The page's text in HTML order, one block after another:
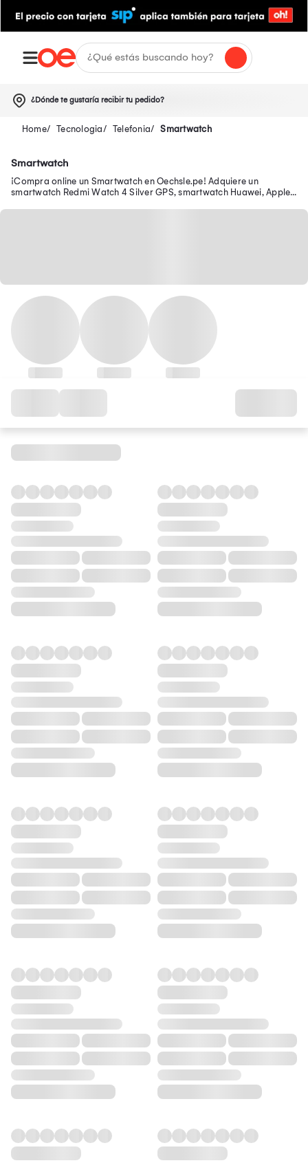
¿Dónde te gustaría recibir tu pedido?
Tecnologia Telefonia Smartwatch
Smartwatch
¡Compra online un Smartwatch en Oechsle.pe! Adquiere un
smartwatch Redmi Watch 4 Silver GPS, smartwatch Huawei, Apple